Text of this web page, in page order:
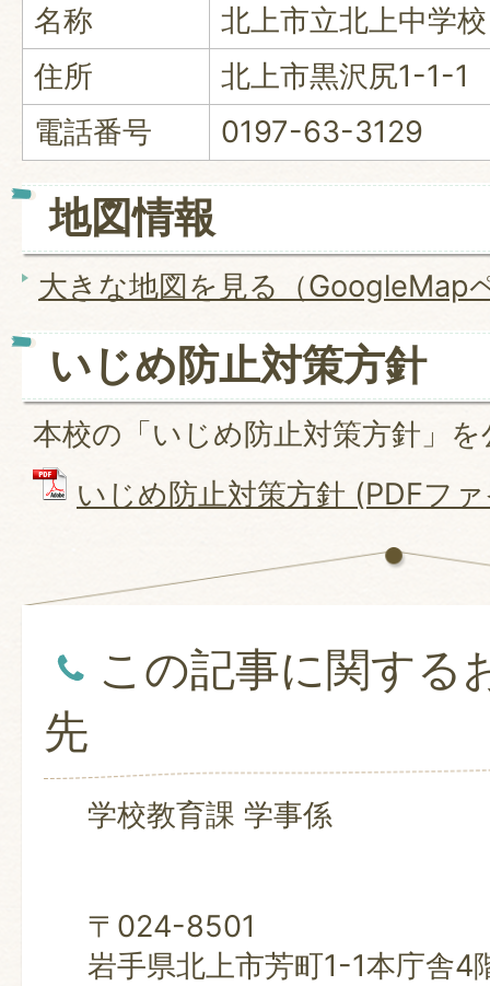
名称
北上市立北上中学校
住所
北上市黒沢尻1-1-1
電話番号
0197-63-3129
地図情報
大きな地図を見る（GoogleMap
いじめ防止対策方針
本校の「いじめ防止対策方針」
いじめ防止対策方針 (PDFフ
この記事に関する
先
学校教育課 学事係
〒024-8501
岩手県北上市芳町1-1本庁舎4